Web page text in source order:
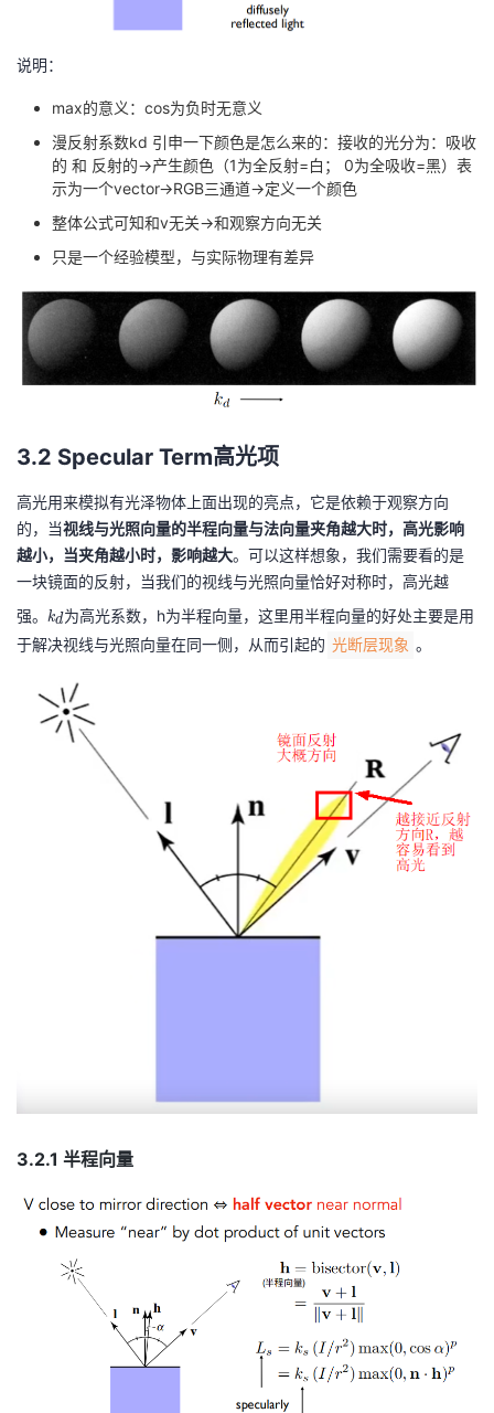
说明：
max的意义：cos为负时无意义
漫反射系数kd 引申一下颜色是怎么来的：接收的光分为：吸收
的 和 反射的→产生颜色（1为全反射=白； 0为全吸收=黑）表
示为一个vector→RGB三通道→定义一个颜色
整体公式可知和v无关→和观察方向无关
只是一个经验模型，与实际物理有差异
3.2 Specular Term高光项
高光用来模拟有光泽物体上面出现的亮点，它是依赖于观察方向
的，当视线与光照向量的半程向量与法向量夹角越大时，高光影响
越小，当夹角越小时，影响越大。可以这样想象，我们需要看的是
一块镜面的反射，当我们的视线与光照向量恰好对称时，高光越
强。 k
_
}
kd为高光系数，h为半程向量，这里用半程向量的好处主要是用
于解决视线与光照向量在同一侧，从而引起的 光断层现象 。
3.2.1 半程向量